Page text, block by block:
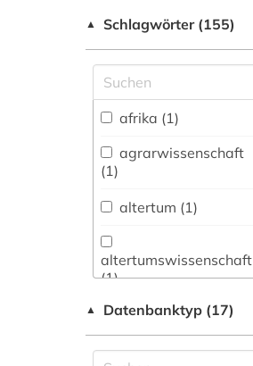
fachübergreifende
Allgemeine und
vergleichende Sprach-
und
Literaturwissenschaft.
Indogermanistik.
Außereuropäische
Literaturen (40)
Amerikanistik (28)
▲ Schlagwörter (155)
afrika (1)
agrarwissenschaft
(1)
altertum (1)
altertumswissenschaft
(1)
antike religionen (1)
arabische staaten
▲ Datenbanktyp (17)